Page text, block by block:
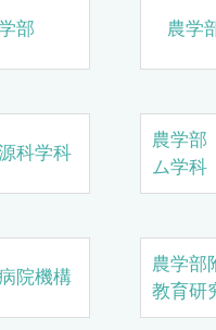
部 農学
科学科
農学
ム学科
院機構
農学部
教育研